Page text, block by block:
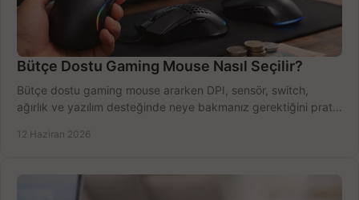
Bütçe Dostu Gaming Mouse Nasıl Seçilir?
Bütçe dostu gaming mouse ararken DPI, sensör, switch,
ağırlık ve yazılım desteğinde neye bakmanız gerektiğini pratik
12 Haziran 2026